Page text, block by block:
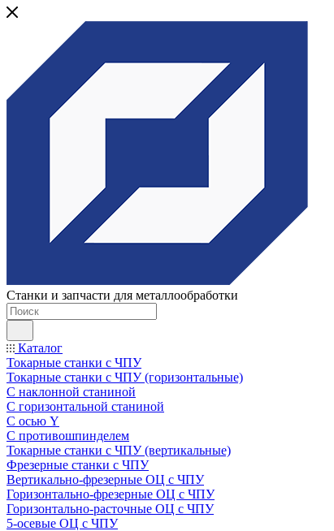
Станки и запчасти для металлообработки
Каталог
Токарные станки с ЧПУ
Токарные станки с ЧПУ (горизонтальные)
С наклонной станиной
С горизонтальной станиной
С осью Y
С противошпинделем
Токарные станки с ЧПУ (вертикальные)
Фрезерные станки с ЧПУ
Вертикально-фрезерные ОЦ с ЧПУ
Горизонтально-фрезерные ОЦ с ЧПУ
Горизонтально-расточные ОЦ с ЧПУ
5-осевые ОЦ с ЧПУ